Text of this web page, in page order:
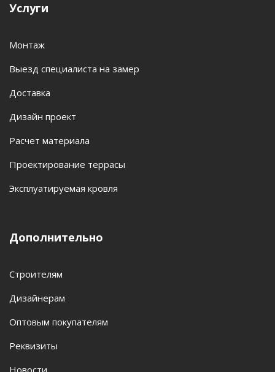
Услуги
Монтаж
Выезд специалиста на замер
Доставка
Дизайн проект
Расчет материала
Проектирование террасы
Эксплуатируемая кровля
Дополнительно
Строителям
Дизайнерам
Оптовым покупателям
Реквизиты